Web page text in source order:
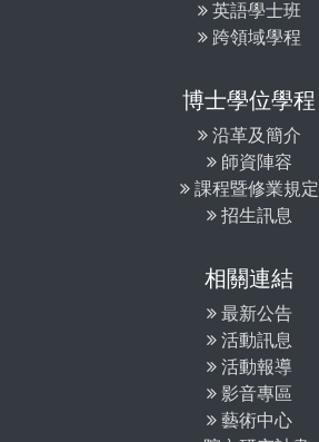
英語學士班
跨領域學程
博士學位學程
沿革及簡介
師資陣容
課程暨修業規定
招生訊息
相關連結
最新公告
活動訊息
活動報導
影音專區
藝術中心